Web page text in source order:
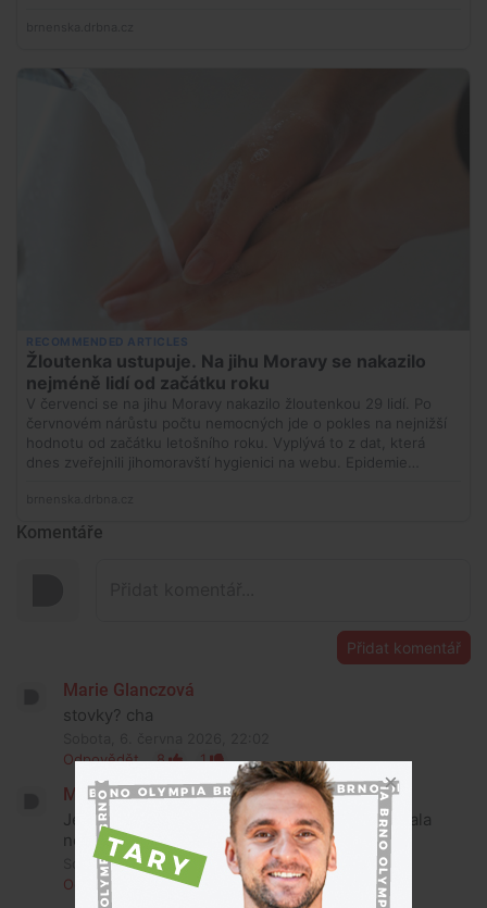
Komentáře
Přidat komentář
Marie Glanczová
stovky? cha
Odpovědět
8 1
Michal Pokorný
Je zvláštní, že Babiš se tady urážet může a Fiala
ne.
Sobota, 6. června 2026, 22:01
Odpovědět
15